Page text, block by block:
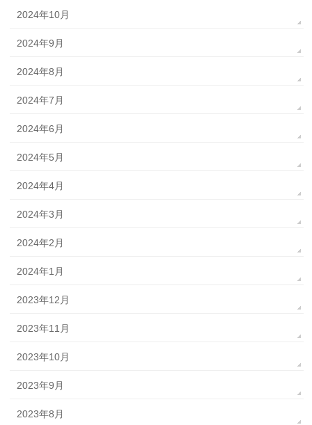
2024年10月
2024年9月
2024年8月
2024年7月
2024年6月
2024年5月
2024年4月
2024年3月
2024年2月
2024年1月
2023年12月
2023年11月
2023年10月
2023年9月
2023年8月